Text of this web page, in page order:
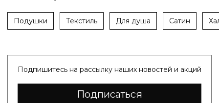
Подушки Текстиль Для душа Сатин
Подпишитесь на рассылку наших новостей и акций
Подписаться